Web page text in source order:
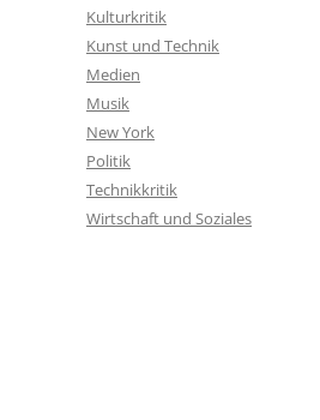
Kulturkritik
Kunst und Technik
Medien
Musik
New York
Politik
Technikkritik
Wirtschaft und Soziales